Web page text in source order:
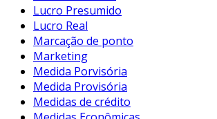
Lucro Presumido
Lucro Real
Marcação de ponto
Marketing
Medida Porvisória
Medida Provisória
Medidas de crédito